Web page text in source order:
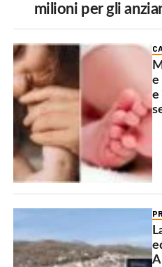
milioni per gli
e
e